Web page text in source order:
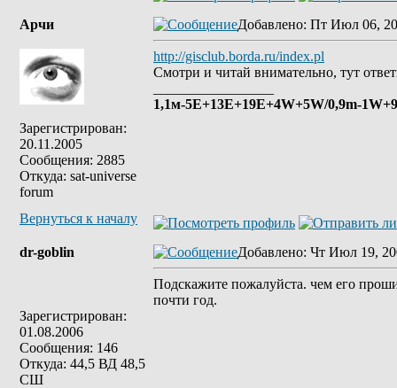
Арчи
Зарегистрирован:
20.11.2005
Сообщения: 2885
Откуда: sat-universe
forum
Добавлено: Пт Июл 06,
http://gisclub.borda.ru/index.pl
Смотри и читай внимательно, тут
1,1м-5E+13E+19Е+4W+5W/0,9m-
Вернуться к началу
dr-goblin
Зарегистрирован:
01.08.2006
Сообщения: 146
Откуда: 44,5 ВД 48,5
СШ
Добавлено: Чт Июл 19,
Подскажите пожалуйста. чем его
почти год.